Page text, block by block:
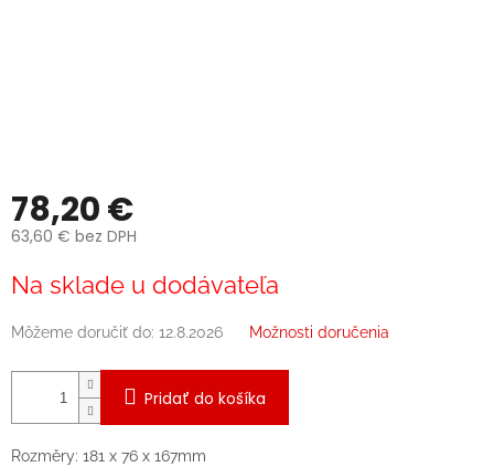
78,20 €
63,60 € bez DPH
cena:
Na sklade u dodávateľa
Môžeme doručiť do: 12.8.2026 Možnosti doručenia
Pridať do košíka
Rozměry: 181 x 76 x 167mm